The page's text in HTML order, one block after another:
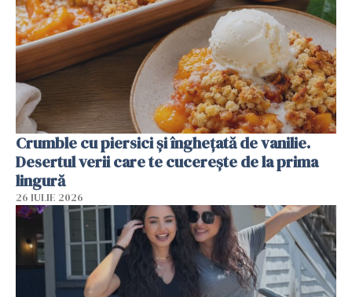
Crumble cu piersici și înghețată de vanilie.
Desertul verii care te cucerește de la prima
lingură
26 IULIE 2026